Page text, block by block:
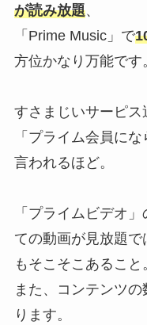
が読み放題、
「Prime Music」で
方位かなり万能です
すさまじいサーピス
「プライム会員に
言われるほど。
「プライムビデオ
ての動画が見放題
もそこそこあること
また、コンテンツ
ります。